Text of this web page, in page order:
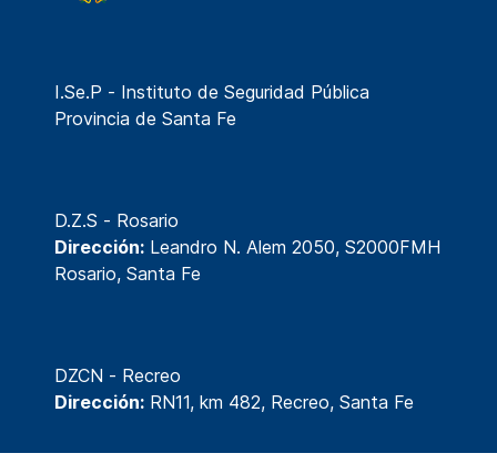
I.Se.P - Instituto de Seguridad Pública
Provincia de Santa Fe
D.Z.S - Rosario
Dirección: Leandro N. Alem 2050, S2000FMH
Rosario, Santa Fe
DZCN - Recreo
Dirección: RN11, km 482, Recreo, Santa Fe